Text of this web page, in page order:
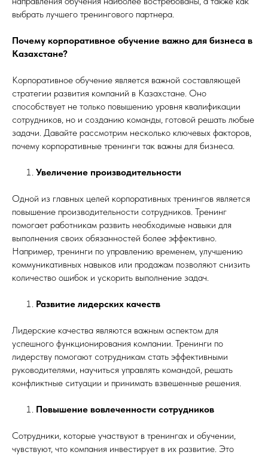
выбрать лучшего тренингового партнера.
Почему корпоративное обучение важно для бизнеса в
Казахстане?
Корпоративное обучение является важной составляющей
стратегии развития компаний в Казахстане. Оно
способствует не только повышению уровня квалификации
сотрудников, но и созданию команды, готовой решать любые
задачи. Давайте рассмотрим несколько ключевых факторов,
почему корпоративные тренинги так важны для бизнеса.
Увеличение производительности
Одной из главных целей корпоративных тренингов является
повышение производительности сотрудников. Тренинг
помогает работникам развить необходимые навыки для
выполнения своих обязанностей более эффективно.
Например, тренинги по управлению временем, улучшению
коммуникативных навыков или продажам позволяют снизить
количество ошибок и ускорить выполнение задач.
Развитие лидерских качеств
Лидерские качества являются важным аспектом для
успешного функционирования компании. Тренинги по
лидерству помогают сотрудникам стать эффективными
руководителями, научиться управлять командой, решать
конфликтные ситуации и принимать взвешенные решения.
Повышение вовлеченности сотрудников
Сотрудники, которые участвуют в тренингах и обучении,
чувствуют, что компания инвестирует в их развитие. Это